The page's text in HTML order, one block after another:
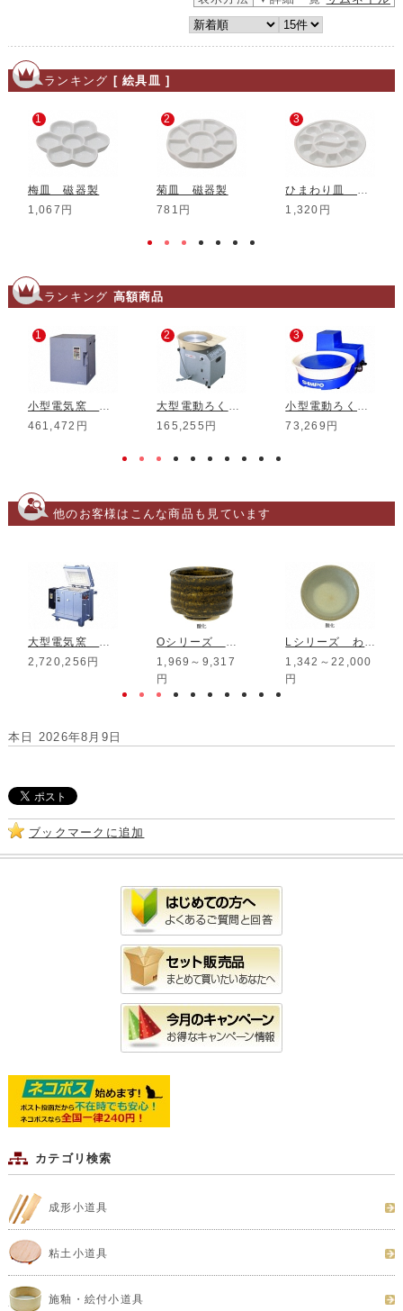
ランキング [ 絵具皿 ]
1
梅皿 磁器製
1,067円
2
菊皿 磁器製
781円
3
ひまわり皿 磁器製
1,320円
ランキング 高額商品
1
小型電気窯 DMT-01
461,472円
2
大型電動ろくろ RK-3D
165,255円
3
小型電動ろくろ RK-5T
73,269円
他のお客様はこんな商品も見ています
大型電気窯 DME-20A-W 厚壁仕様
2,720,256円
Oシリーズ 黄金蕎麦釉
1,969～9,317
円
Lシリーズ わら乳濁釉
1,342～22,000
円
本日 2026年8月9日
ブックマークに追加
カテゴリ検索
成形小道具
粘土小道具
施釉・絵付小道具